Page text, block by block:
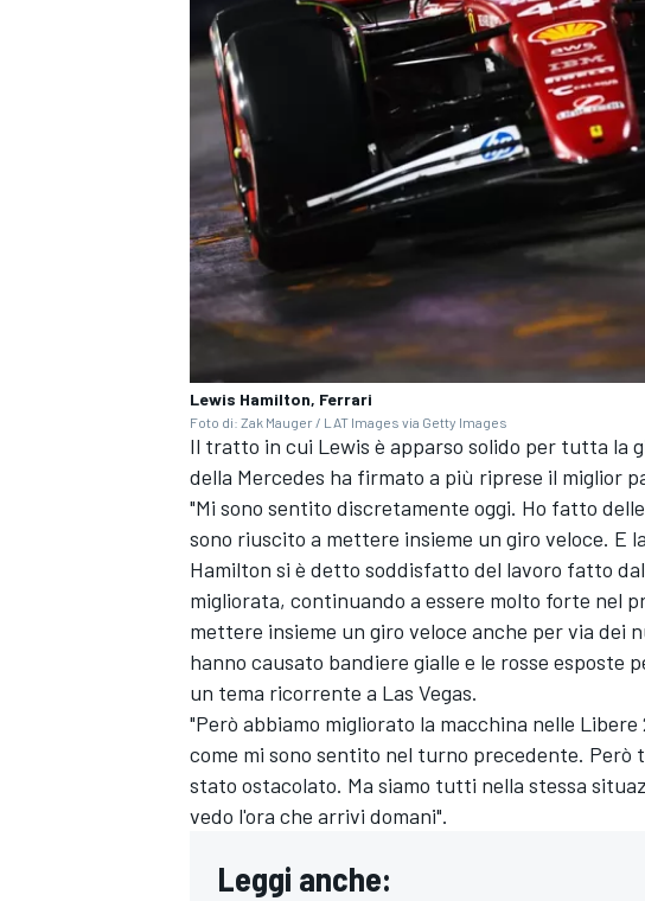
ENDURANCE/GT
Lewis Hamilton, Ferrari
Foto di: Zak Mauger / LAT Images via Getty Images
Il tratto in cui Lewis è apparso solido per tutta la
della Mercedes ha firmato a più riprese il miglior
"Mi sono sentito discretamente oggi. Ho fatto
sono riuscito a mettere insieme un giro veloce. E
Hamilton si è detto soddisfatto del lavoro fatto
migliorata, continuando a essere molto forte nel
mettere insieme un giro veloce anche per via
hanno causato bandiere gialle e le rosse esposte
un tema ricorrente a Las Vegas.
"Però abbiamo migliorato la macchina nelle
come mi sono sentito nel turno precedente. Però
stato ostacolato. Ma siamo tutti nella stessa
vedo l'ora che arrivi domani".
Leggi anche: